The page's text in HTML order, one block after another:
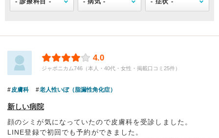
4.0
ジャポニカム746（本人・40代・女性・掲載口コミ25件）
皮膚科 老人性いぼ（脂漏性角化症）
新しい病院
顔のシミが気になっていたので皮膚科を受診しました。
LINE登録で初回でも予約ができました。